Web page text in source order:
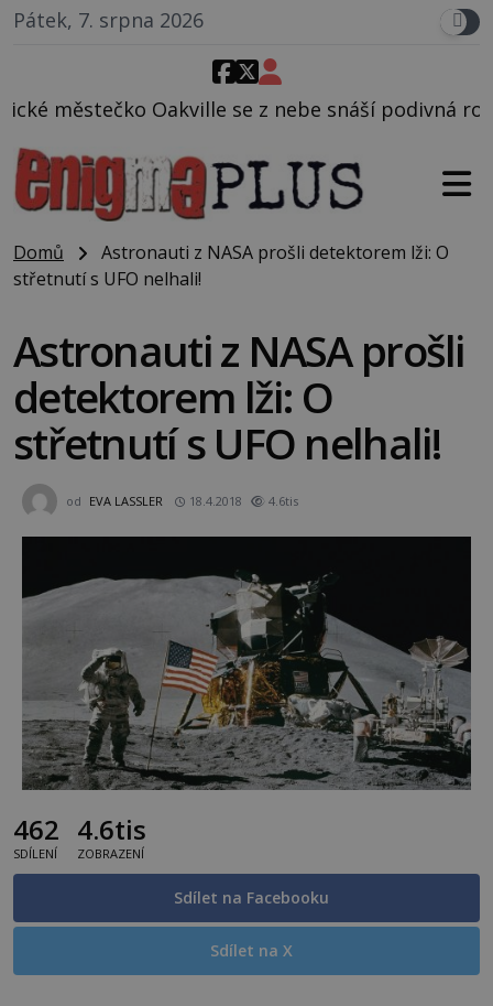
Pátek, 7. srpna 2026
se z nebe snáší podivná rosolovitá látka
Domů
Astronauti z NASA prošli detektorem lži: O
střetnutí s UFO nelhali!
Astronauti z NASA prošli
detektorem lži: O
střetnutí s UFO nelhali!
od EVA LASSLER 18.4.2018 4.6tis
462
SDÍLENÍ
4.6tis
ZOBRAZENÍ
Sdílet na Facebooku
Sdílet na X